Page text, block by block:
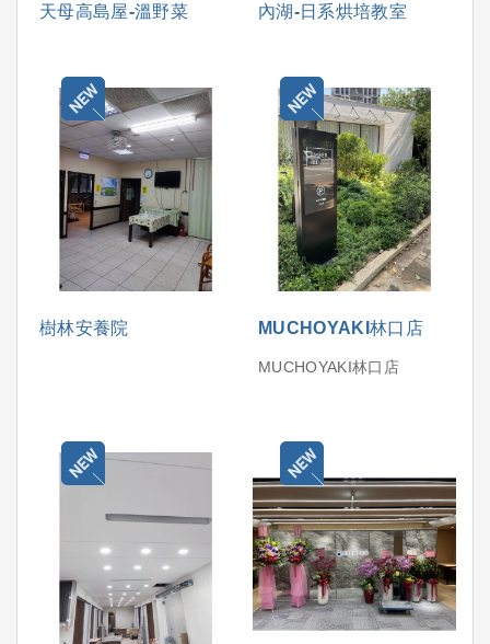
天母高島屋-溫野菜 內湖-日系烘培教室
樹林安養院 MUCHOYAKI林口店
MUCHOYAKI林口店